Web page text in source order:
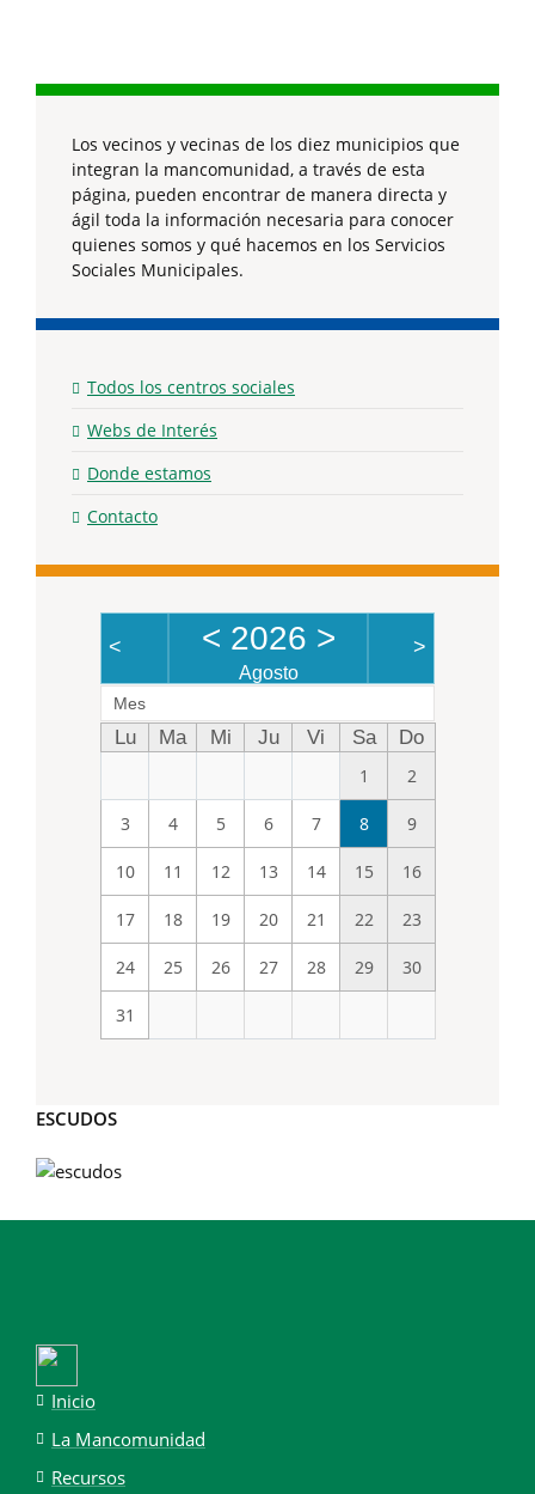
Los vecinos y vecinas de los diez municipios que
integran la mancomunidad, a través de esta
página, pueden encontrar de manera directa y
ágil toda la información necesaria para conocer
quienes somos y qué hacemos en los Servicios
Sociales Municipales.
Todos los centros sociales
Webs de Interés
Donde estamos
Contacto
< < 2026 >
Agosto
>
Mes
Lu Ma Mi Ju Vi Sa
Do
1
2
3 4 5 6 7 8 9
10 11 12 13 14 15 16
17 18 19 20 21 22 23
24 25 26 27 28 29 30
31
ESCUDOS
Inicio
La Mancomunidad
Recursos